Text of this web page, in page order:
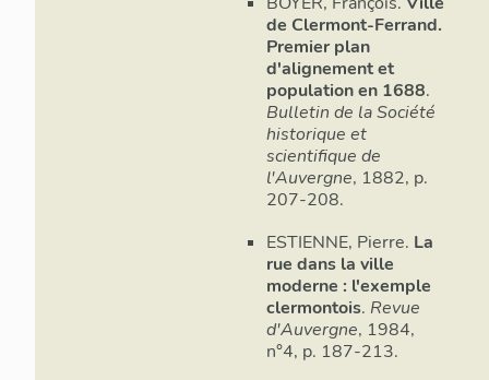
de Clermont-Ferrand.
Premier plan
d'alignement et
population en 1688.
Bulletin de la Société
historique et
scientifique de
l'Auvergne, 1882, p.
207-208.
ESTIENNE, Pierre. La
rue dans la ville
moderne : l'exemple
clermontois. Revue
d'Auvergne, 1984,
n°4, p. 187-213.